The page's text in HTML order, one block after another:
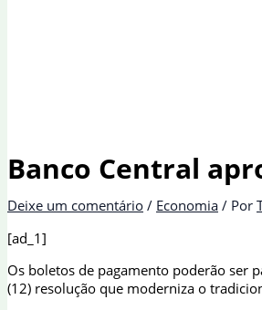
Banco Central
Deixe um comentário / Economia / Por
[ad_1]
Os boletos de pagamento poderão ser
(12) resolução que moderniza o